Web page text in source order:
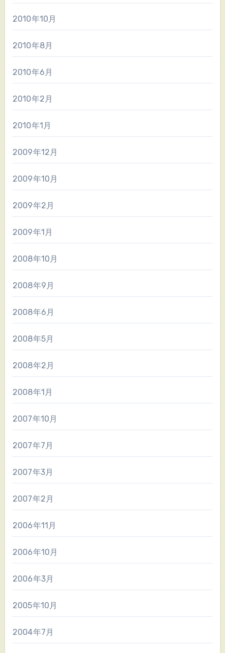
2010年10月
2010年8月
2010年6月
2010年2月
2010年1月
2009年12月
2009年10月
2009年2月
2009年1月
2008年10月
2008年9月
2008年6月
2008年5月
2008年2月
2008年1月
2007年10月
2007年7月
2007年3月
2007年2月
2006年11月
2006年10月
2006年3月
2005年10月
2004年7月